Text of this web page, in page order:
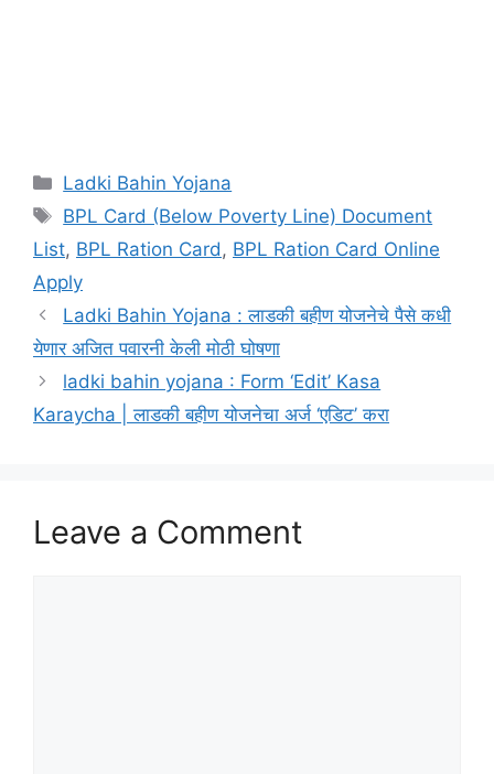
Categories
Ladki Bahin Yojana
Tags
BPL Card (Below Poverty Line) Document
List, BPL Ration Card , BPL Ration Card Online
Apply
Ladki Bahin Yojana : लाडकी बहीण योजनेचे पैसे कधी
येणार अजित पवारनी केली मोठी घोषणा
ladki bahin yojana : Form ‘Edit’ Kasa
Karaycha | लाडकी बहीण योजनेचा अर्ज ‘एडिट’ करा
Leave a Comment